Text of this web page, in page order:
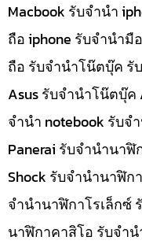
Macbook รับจำนำ
ถือ iphone รับจำนำ
ถือ รับจำนำโน๊ตบุ๊ค รั
Asus รับจำนำโน๊ตบุ๊ค
จำนำ notebook รับ
Panerai รับจำนำนาฬิ
Shock รับจำนำนาฬิก
จำนำนาฬิกาโรเล็กซ์
นาฬิกาคาสิโอ รับจำน